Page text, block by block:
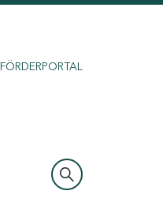
FÖRDERPORTAL